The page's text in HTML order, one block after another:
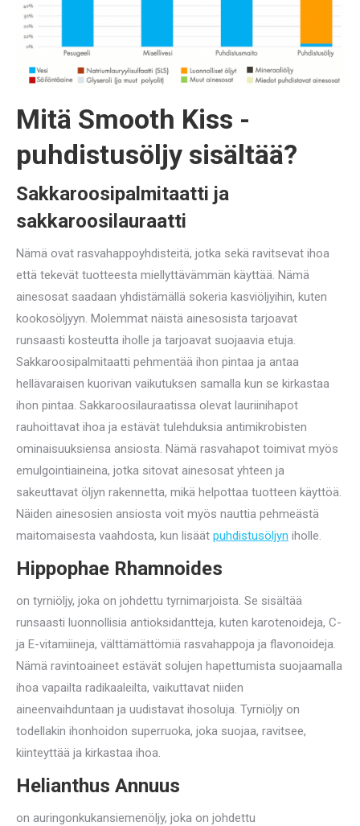
Mitä Smooth Kiss -
puhdistusöljy sisältää?
Sakkaroosipalmitaatti ja
sakkaroosilauraatti
Nämä ovat rasvahappoyhdisteitä, jotka sekä ravitsevat ihoa
että tekevät tuotteesta miellyttävämmän käyttää. Nämä
ainesosat saadaan yhdistämällä sokeria kasviöljyihin, kuten
kookosöljyyn. Molemmat näistä ainesosista tarjoavat
runsaasti kosteutta iholle ja tarjoavat suojaavia etuja.
Sakkaroosipalmitaatti pehmentää ihon pintaa ja antaa
hellävaraisen kuorivan vaikutuksen samalla kun se kirkastaa
ihon pintaa. Sakkaroosilauraatissa olevat lauriinihapot
rauhoittavat ihoa ja estävät tulehduksia antimikrobisten
ominaisuuksiensa ansiosta. Nämä rasvahapot toimivat myös
emulgointiaineina, jotka sitovat ainesosat yhteen ja
sakeuttavat öljyn rakennetta, mikä helpottaa tuotteen käyttöä.
Näiden ainesosien ansiosta voit myös nauttia pehmeästä
maitomaisesta vaahdosta, kun lisäät puhdistusöljyn iholle.
Hippophae Rhamnoides
on tyrniöljy, joka on johdettu tyrnimarjoista. Se sisältää
runsaasti luonnollisia antioksidantteja, kuten karotenoideja, C-
ja E-vitamiineja, välttämättömiä rasvahappoja ja flavonoideja.
Nämä ravintoaineet estävät solujen hapettumista suojaamalla
ihoa vapailta radikaaleilta, vaikuttavat niiden
aineenvaihduntaan ja uudistavat ihosoluja. Tyrniöljy on
todellakin ihonhoidon superruoka, joka suojaa, ravitsee,
kiinteyttää ja kirkastaa ihoa.
Helianthus Annuus
on auringonkukansiemenöljy, joka on johdettu